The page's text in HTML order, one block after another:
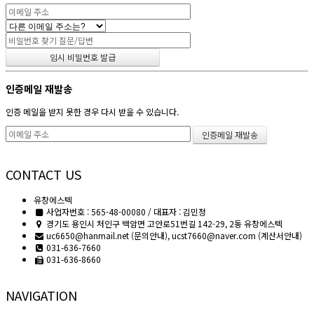
인증메일 재발송
인증 메일을 받지 못한 경우 다시 받을 수 있습니다.
CONTACT US
유창에스텍
사업자번호 : 565-48-00080 / 대표자 : 김민정
경기도 용인시 처인구 백암면 고안로51번길 142-29, 2동 유창에스텍
uc6650@hanmail.net (문의안내), ucst7660@naver.com (계산서안내)
031-636-7660
031-636-8660
NAVIGATION